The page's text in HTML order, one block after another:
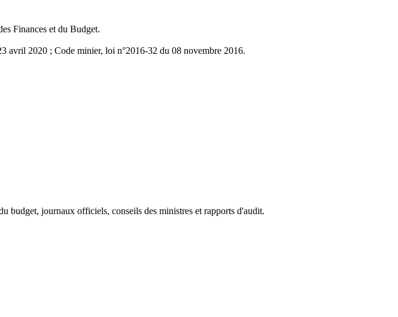
Finances et du Budget.
avril 2020 ; Code minier, loi n°2016-32 du 08 novembre 2016.
budget, journaux officiels, conseils des ministres et rapports d'audit.